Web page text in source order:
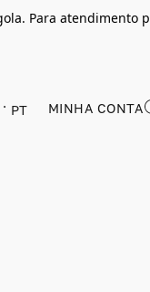
Para atendimento
PT MINHA CONTA